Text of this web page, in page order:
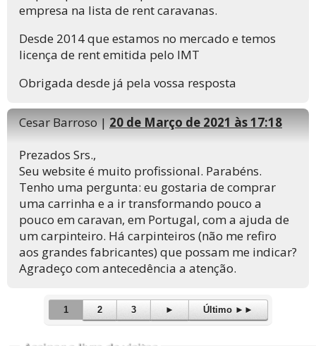
empresa na lista de rent caravanas.
Desde 2014 que estamos no mercado e temos
licença de rent emitida pelo IMT
Obrigada desde já pela vossa resposta
Cesar Barroso |20 de Março de 2021 às 17:18
Prezados Srs.,
Seu website é muito profissional. Parabéns.
Tenho uma pergunta: eu gostaria de comprar
uma carrinha e a ir transformando pouco a
pouco em caravan, em Portugal, com a ajuda de
um carpinteiro. Há carpinteiros (não me refiro
aos grandes fabricantes) que possam me indicar?
Agradeço com antecedência a atenção.
1 2 3 ► Último ►►